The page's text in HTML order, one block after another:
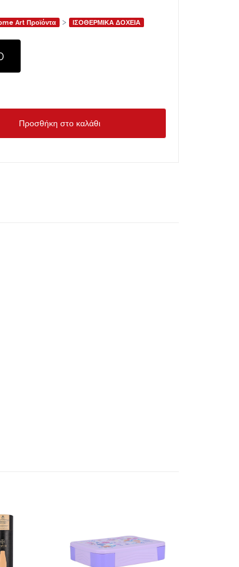
Art Προϊόντα > ΙΣΟΘΕΡΜΙΚΑ ΔΟΧΕΙΑ
Προσθήκη στο καλάθι